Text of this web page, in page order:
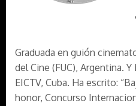
Graduada en guión
del Cine (FUC), Argentina.
EICTV, Cuba. Ha escrito:
honor, Concurso